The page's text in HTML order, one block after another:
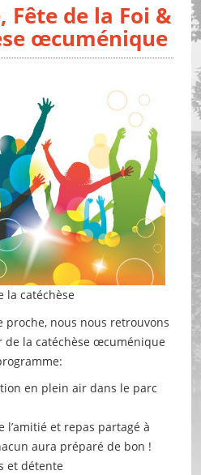
Fête de la Foi &
œcuménique
la catéchèse
proche, nous nous retrouvons
la catéchèse œcuménique
en plein air dans le parc
l’amitié et repas partagé à
aura préparé de bon !
et détente